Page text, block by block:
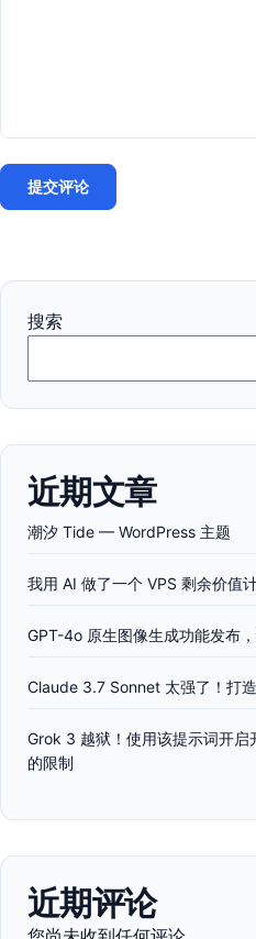
搜索
近期文章
潮汐 Tide — WordPress 主题
我用 AI 做了一个 VPS 剩余价值
GPT-4o 原生图像生成功能发布
Claude 3.7 Sonnet 太强了！打
Grok 3 越狱！使用该提示词开启
的限制
近期评论